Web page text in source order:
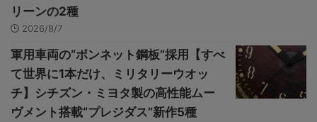
リーンの2種
2026/8/7
軍用車両の“ボンネット鋼板”採用【すべ
て世界に1本だけ、ミリタリーウオッ
チ】シチズン・ミヨタ製の高性能ムー
ヴメント搭載“プレジダス”新作5種